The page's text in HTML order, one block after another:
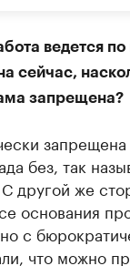
ведется
сейчас,
запрещена?
без, так
другой же
основания
с
что можно